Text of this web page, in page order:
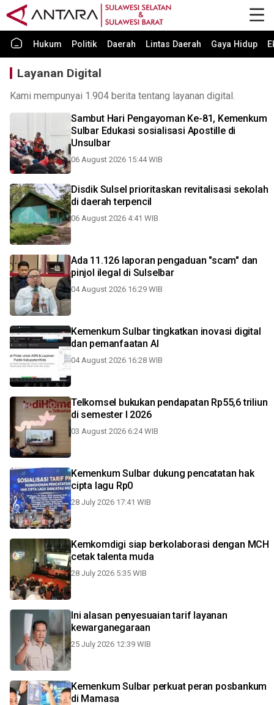
Hukum Politik Daerah Lintas Daerah Gaya Hidup
Layanan Digital
Kami mempunyai 1.904 berita tentang layanan digital.
Sambut Hari Pengayoman Ke-81, Kemenkum
Sulbar Edukasi sosialisasi Apostille di
Unsulbar
06 August 2026 15:44 WIB
Disdik Sulsel prioritaskan revitalisasi sekolah
di daerah terpencil
06 August 2026 4:41 WIB
Ada 11.126 laporan pengaduan "scam" dan
pinjol ilegal di Sulselbar
04 August 2026 16:29 WIB
Kemenkum Sulbar tingkatkan inovasi digital
dan pemanfaatan AI
04 August 2026 16:28 WIB
Telkomsel bukukan pendapatan Rp55,6 triliun
di semester I 2026
03 August 2026 6:24 WIB
Kemenkum Sulbar dukung pencatatan hak
cipta lagu Rp0
28 July 2026 17:41 WIB
Kemkomdigi siap berkolaborasi dengan MCH
cetak talenta muda
28 July 2026 5:35 WIB
Ini alasan penyesuaian tarif layanan
kewarganegaraan
25 July 2026 12:39 WIB
Kemenkum Sulbar perkuat peran posbankum
di Mamasa